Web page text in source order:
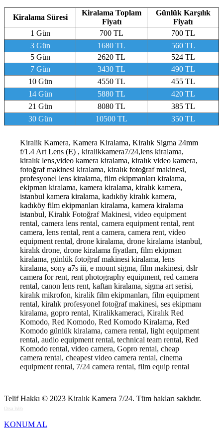
Kiralama Süresi
Kiralama Toplam
Fiyatı
Günlük Karşılık
Fiyatı
1 Gün
700 TL
700 TL
3 Gün
1680 TL
560 TL
5 Gün
2620 TL
524 TL
7 Gün
3430 TL
490 TL
10 Gün
4550 TL
455 TL
14 Gün
5880 TL
420 TL
21 Gün
8080 TL
385 TL
30 Gün
10500 TL 350 TL
Kiralik Kamera, Kamera Kiralama, Kiralık Sigma 24mm
f/1.4 Art Lens (E) , kiralikkamera7/24,lens kiralama,
kiralık lens,video kamera kiralama, kiralık video kamera,
fotoğraf makinesi kiralama, kiralık fotoğraf makinesi,
profesyonel lens kiralama, film ekipmanları kiralama,
ekipman kiralama, kamera kiralama, kiralık kamera,
istanbul kamera kiralama, kadıköy kiralık kamera,
kadıköy film ekipmanları kiralama, kamera kiralama
istanbul, Kiralık Fotoğraf Makinesi, video equipment
rental, camera lens rental, camera equipment rental, rent
camera, lens rental, rent a camera, camera rent, video
equipment rental, drone kiralama, drone kiralama istanbul,
kiralık drone, drone kiralama fiyatları, film ekipman
kiralama, günlük fotoğraf makinesi kiralama, lens
kiralama, sony a7s iii, e mount sigma, film makinesi, dslr
camera for rent, rent photography equipment, red camera
rental, canon lens rent, kaftan kiralama, sigma art serisi,
kiralık mikrofon, kiralik film ekipmanları, film equipment
rental, kiralık profesyonel fotoğraf makinesi, ses ekipmanı
kiralama, gopro rental, Kiralikkameraci, Kiralık Red
Komodo, Red Komodo, Red Komodo Kiralama, Red
Komodo günlük kiralama, camera rental, light equipment
rental, audio equipment rental, technical team rental, Red
Komodo rental, video camera, Gopro rental, cheap
camera rental, cheapest video camera rental, cinema
equipment rental, 7/24 camera rental, film equip rental
Telif Hakkı © 2023 Kiralık Kamera 7/24. Tüm hakları saklıdır.
Orsa Web
KONUM AL